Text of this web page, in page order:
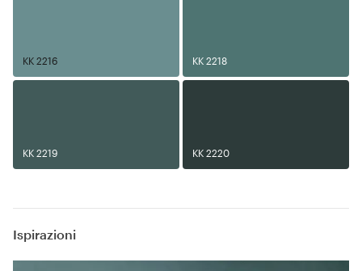
KK 2216 KK 2218
KK 2219 KK 2220
Ispirazioni